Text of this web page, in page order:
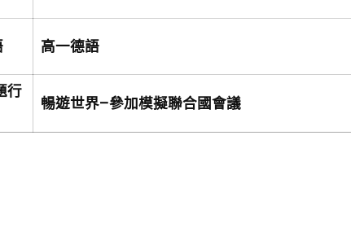
高一德語
行
暢遊世界–參加模擬聯合國會議